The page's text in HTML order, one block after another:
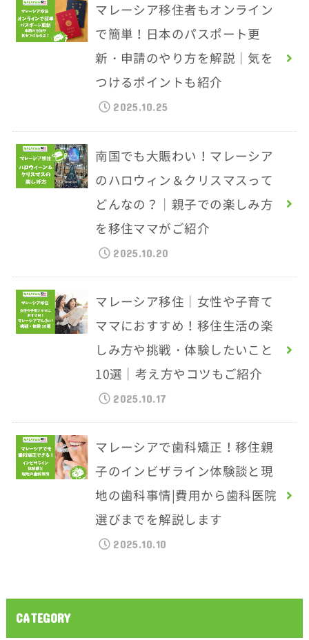
マレーシア移住者もオンライン
で簡単！日本のパスポート更
新・申請のやり方を解説｜気を
つけるポイントも紹介
2025.10.25
南国でも大賑わい！マレーシア
のハロウィン＆クリスマスって
どんなの？｜親子での楽しみ方
を移住ママがご紹介
2025.10.20
マレーシア移住｜女性や子育て
ママにおすすめ！移住生活の楽
しみ方や挑戦・体験したいこと
10選｜考え方やコツもご紹介
2025.10.17
マレーシアで歯科矯正！移住親
子のインビザライン体験談と現
地の歯科事情|費用から歯科医院
選びまでを解説します
2025.10.10
CATEGORY